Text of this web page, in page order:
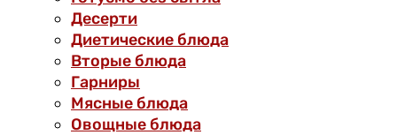
Десерти
Диетические блюда
Вторые блюда
Гарниры
Мясные блюда
Овощные блюда